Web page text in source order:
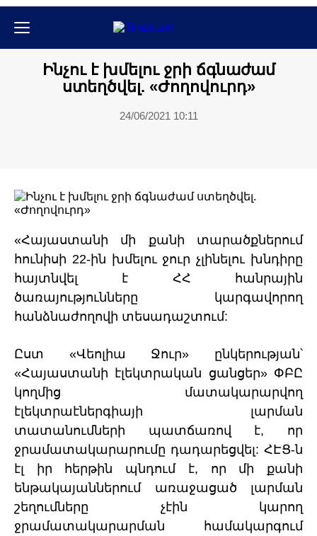
Ինչու է խմելու ջրի ճգնաժամ
ստեղծվել. «Ժողովուրդ»
24/06/2021 10:11
«Հայաստանի մի քանի տարածքներում
հունիսի 22-ին խմելու ջուր չլինելու խնդիրը
հայտնվել է ՀՀ հանրային
ծառայությունները կարգավորող
հանձնաժողովի տեսադաշտում:
Ըստ «Վեոլիա Ջուր» ընկերության՝
«Հայաստանի էլեկտրական ցանցեր» ՓԲԸ
կողմից մատակարարվող
էլեկտրաէներգիայի լարման
տատանումների պատճառով է, որ
ջրամատակարարումը դադարեցվել: ՀԷՑ-ն
էլ իր հերթին պնդում է, որ մի քանի
ենթակայաններում առաջացած լարման
շեղումները չէին կարող
ջրամատակարարման համակարգում